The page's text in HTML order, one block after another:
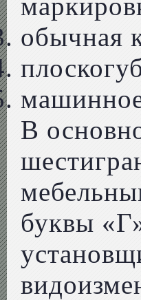
обычная
В
буквы